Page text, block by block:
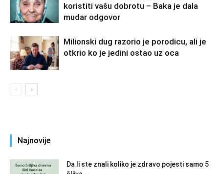
koristiti vašu dobrotu – Baka je dala
mudar odgovor
Milionski dug razorio je porodicu, ali je
otkrio ko je jedini ostao uz oca
Najnovije
Da li ste znali koliko je zdravo pojesti samo 5